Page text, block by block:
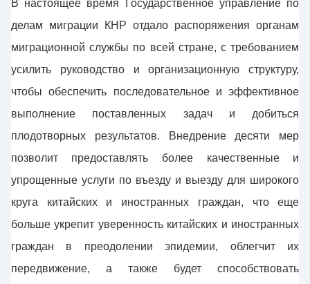
В настоящее время Государственное управление по
делам миграции КНР отдало распоряжения органам
миграционной службы по всей стране, с требованием
усилить руководство и организационную структуру,
чтобы обеспечить последовательное и эффективное
выполнение поставленных задач и добиться
плодотворных результатов. Внедрение десяти мер
позволит предоставлять более качественные и
упрощенные услуги по въезду и выезду для широкого
круга китайских и иностранных граждан, что еще
больше укрепит уверенность китайских и иностранных
граждан в преодолении эпидемии, облегчит их
передвижение, а также будет способствовать